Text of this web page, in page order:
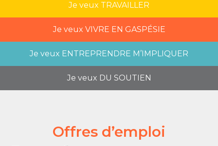
Je veux TRAVAILLER
Je veux VIVRE EN GASPÉSIE
Je veux ENTREPRENDRE M’IMPLIQUER
Je veux DU SOUTIEN
Offres d’emploi